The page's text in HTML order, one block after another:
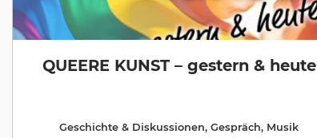
QUEERE KUNST – gestern & heute
Geschichte & Diskussionen,Gespräch, Musik